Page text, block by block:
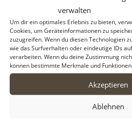
verwalten
Um dir ein optimales Erlebnis zu bieten,
Cookies, um Geräteinformationen zu
zuzugreifen. Wenn du diesen Technologien
wie das Surfverhalten oder eindeutige IDs
verarbeiten. Wenn du deine Zustimmung
können bestimmte Merkmale und
Akzeptieren
Ablehnen
Amelies Fellkleid weist eine
gestromte Zeichnung auf, die
und die weißen Pfoten einen
Zum Verlieben, oder? Amelie
Voraussetzungen mit, die ihr
Leben erleichtern können, denn
präsentiert sich aktuell von ihrer
Helferinnen und Helfer